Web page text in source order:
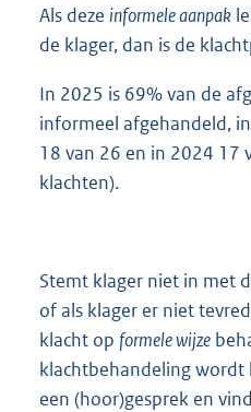
Als deze informele aanpak
de klager, dan is de
In 2025 is 69% van de
informeel afgehandeld,
18 van 26 en in 2024 17
klachten).
Stemt klager niet in met
of als klager er niet
klacht op formele wijze
klachtbehandeling
een (hoor)gesprek en